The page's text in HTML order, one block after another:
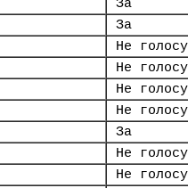
За
За
Не
Не
Не
Не
За
Не
Не